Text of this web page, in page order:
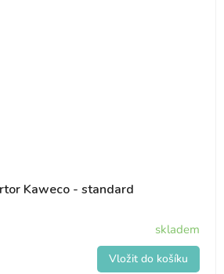
Kaweco - standard
skladem